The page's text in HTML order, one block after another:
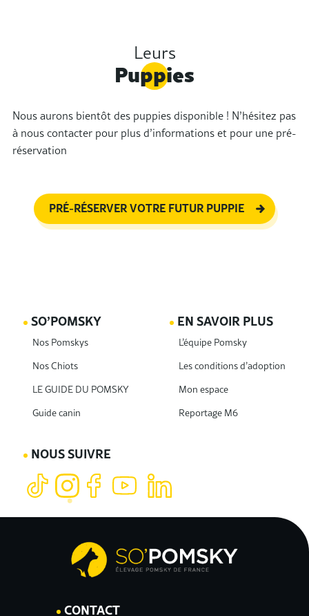
Leurs
Puppies
Nous aurons bientôt des puppies disponible ! N’hésitez pas
à nous contacter pour plus d’informations et pour une pré-
réservation
PRÉ-RÉSERVER VOTRE FUTUR PUPPIE
CONTACT
SO’POMSKY
Nos Pomskys
Nos Chiots
LE GUIDE DU POMSKY
Guide canin
EN SAVOIR PLUS
L’équipe Pomsky
Les conditions d’adoption
Mon espace
Reportage M6
NOUS SUIVRE